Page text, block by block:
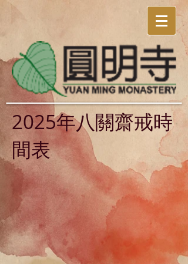
2025年八關齋戒時
間表